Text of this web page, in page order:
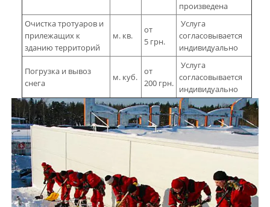
произведена
Очистка тротуаров и
прилежащих к
зданию территорий
м. кв.
от
5 грн.
Услуга
согласовывается
индивидуально
Погрузка и вывоз
снега
м. куб.
от
200 грн.
Услуга
согласовывается
индивидуально